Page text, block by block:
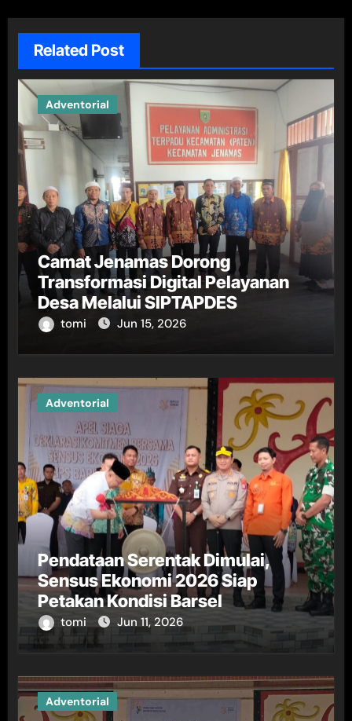
Related Post
Adventorial
Camat Jenamas Dorong
Transformasi Digital Pelayanan
Desa Melalui SIPTAPDES
tomi Jun 15, 2026
Adventorial
Pendataan Serentak Dimulai,
Sensus Ekonomi 2026 Siap
Petakan Kondisi Barsel
tomi Jun 11, 2026
Adventorial